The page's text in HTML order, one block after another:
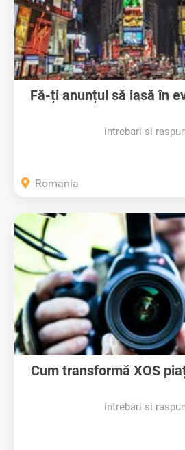
Fă-ți anunțul să iasă în
intrebari si
Romania
Cum transformă XOS
intrebari si